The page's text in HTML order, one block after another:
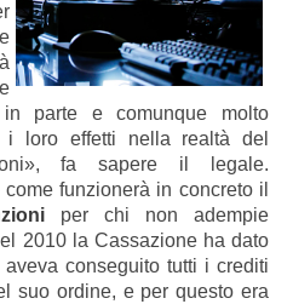
parte e comunque molto
i loro effetti nella realtà del
fa sapere il legale.
funzionerà in concreto il
per chi non adempie
2010 la Cassazione ha dato
conseguito tutti i crediti
suo ordine, e per questo era